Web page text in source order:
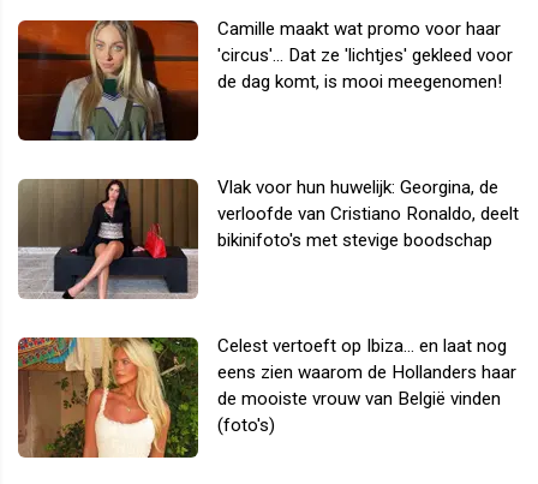
Camille maakt wat promo voor haar
'circus'... Dat ze 'lichtjes' gekleed voor
de dag komt, is mooi meegenomen!
Vlak voor hun huwelijk: Georgina, de
verloofde van Cristiano Ronaldo, deelt
bikinifoto's met stevige boodschap
Celest vertoeft op Ibiza... en laat nog
eens zien waarom de Hollanders haar
de mooiste vrouw van België vinden
(foto's)